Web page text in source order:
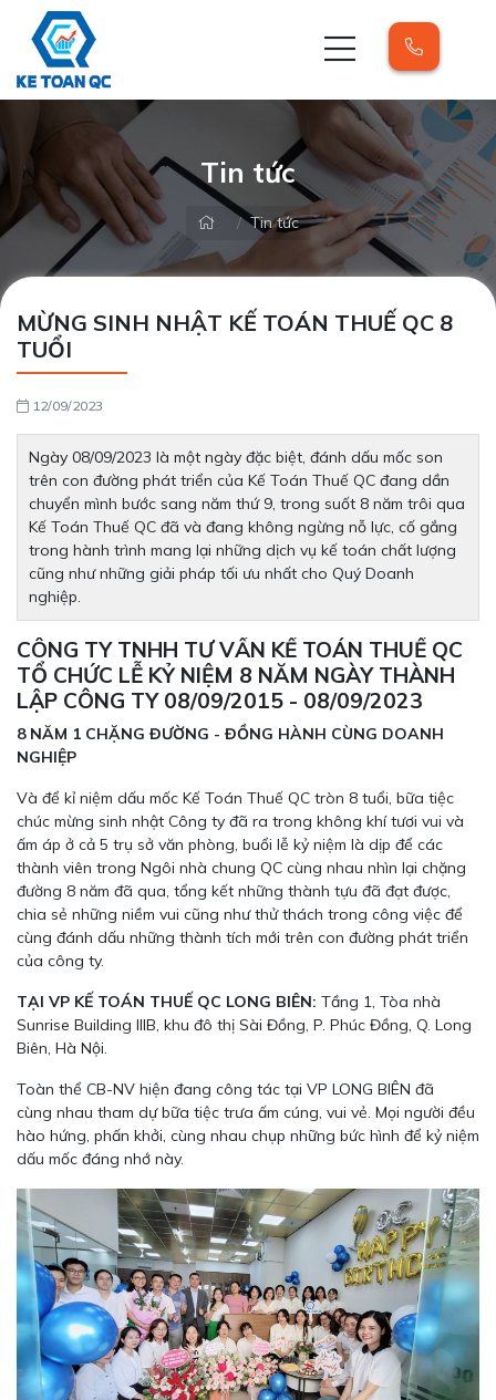
Tin tức
Tin tức
MỪNG SINH NHẬT KẾ TOÁN THUẾ QC 8
TUỔI
12/09/2023
Ngày 08/09/2023 là một ngày đặc biệt, đánh dấu mốc son
trên con đường phát triển của Kế Toán Thuế QC đang dần
chuyển mình bước sang năm thứ 9, trong suốt 8 năm trôi qua
Kế Toán Thuế QC đã và đang không ngừng nỗ lực, cố gắng
trong hành trình mang lại những dịch vụ kế toán chất lượng
cũng như những giải pháp tối ưu nhất cho Quý Doanh
nghiệp.
CÔNG TY TNHH TƯ VẤN KẾ TOÁN THUẾ QC
TỔ CHỨC LỄ KỶ NIỆM 8 NĂM NGÀY THÀNH
LẬP CÔNG TY 08/09/2015 - 08/09/2023
8 NĂM 1 CHẶNG ĐƯỜNG - ĐỒNG HÀNH CÙNG DOANH
NGHIỆP
Và để kỉ niệm dấu mốc Kế Toán Thuế QC tròn 8 tuổi, bữa tiệc
chúc mừng sinh nhật Công ty đã ra trong không khí tươi vui và
ấm áp ở cả 5 trụ sở văn phòng, buổi lễ kỷ niệm là dịp để các
thành viên trong Ngôi nhà chung QC cùng nhau nhìn lại chặng
đường 8 năm đã qua, tổng kết những thành tựu đã đạt được,
chia sẻ những niềm vui cũng như thử thách trong công việc để
cùng đánh dấu những thành tích mới trên con đường phát triển
của công ty.
TẠI VP KẾ TOÁN THUẾ QC LONG BIÊN: Tầng 1, Tòa nhà
Sunrise Building IIIB, khu đô thị Sài Đồng, P. Phúc Đồng, Q. Long
Biên, Hà Nội.
Toàn thể CB-NV hiện đang công tác tại VP LONG BIÊN đã
cùng nhau tham dự bữa tiệc trưa ấm cúng, vui vẻ. Mọi người đều
hào hứng, phấn khởi, cùng nhau chụp những bức hình để kỷ niệm
dấu mốc đáng nhớ này.